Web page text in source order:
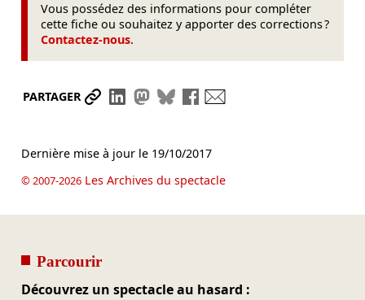
Vous possédez des informations pour compléter
cette fiche ou souhaitez y apporter des corrections ?
Contactez-nous.
PARTAGER Partager le lien
Partager sur LinkedIn
Partager sur Mastodon
Partager sur Bluesky
Partager sur Facebook
Dernière mise à jour le 19/10/2017
© 2007-2026Les Archives du spectacle
Parcourir
Découvrez un spectacle au hasard :